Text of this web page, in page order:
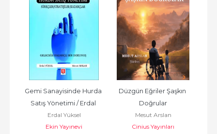
Gemi Sanayisinde Hurda
Satış Yönetimi / Erdal
Yüksel
Erdal Yüksel
Ekin Yayınevi
Düzgün Eğriler Şaşkın
Doğrular
Mesut Arslan
Cinius Yayınları